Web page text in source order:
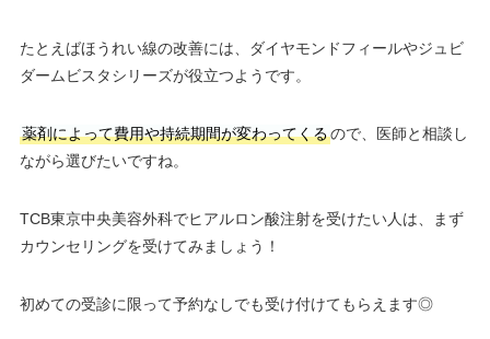
たとえばほうれい線の改善には、ダイヤモンドフィールやジュビ
ダームビスタシリーズが役立つようです。
薬剤によって費用や持続期間が変わってくるので、医師と相談し
ながら選びたいですね。
TCB東京中央美容外科でヒアルロン酸注射を受けたい人は、まず
カウンセリングを受けてみましょう！
初めての受診に限って予約なしでも受け付けてもらえます◎